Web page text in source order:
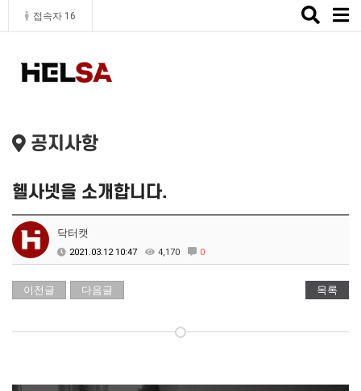
접속자 16
Toggle
공지사항
헬사넷을 소개합니다.
닥터캣
2021.03.12 10:47 4,170 0
이전글 다음글 목록